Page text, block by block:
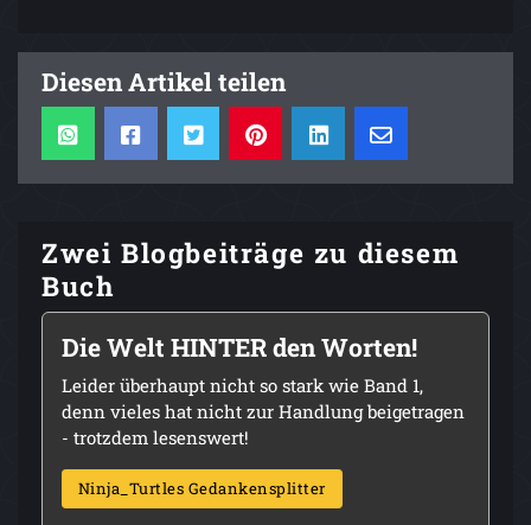
Diesen Artikel teilen
Zwei Blogbeiträge zu diesem
Buch
Die Welt HINTER den Worten!
Leider überhaupt nicht so stark wie Band 1,
denn vieles hat nicht zur Handlung beigetragen
- trotzdem lesenswert!
Ninja_Turtles Gedankensplitter